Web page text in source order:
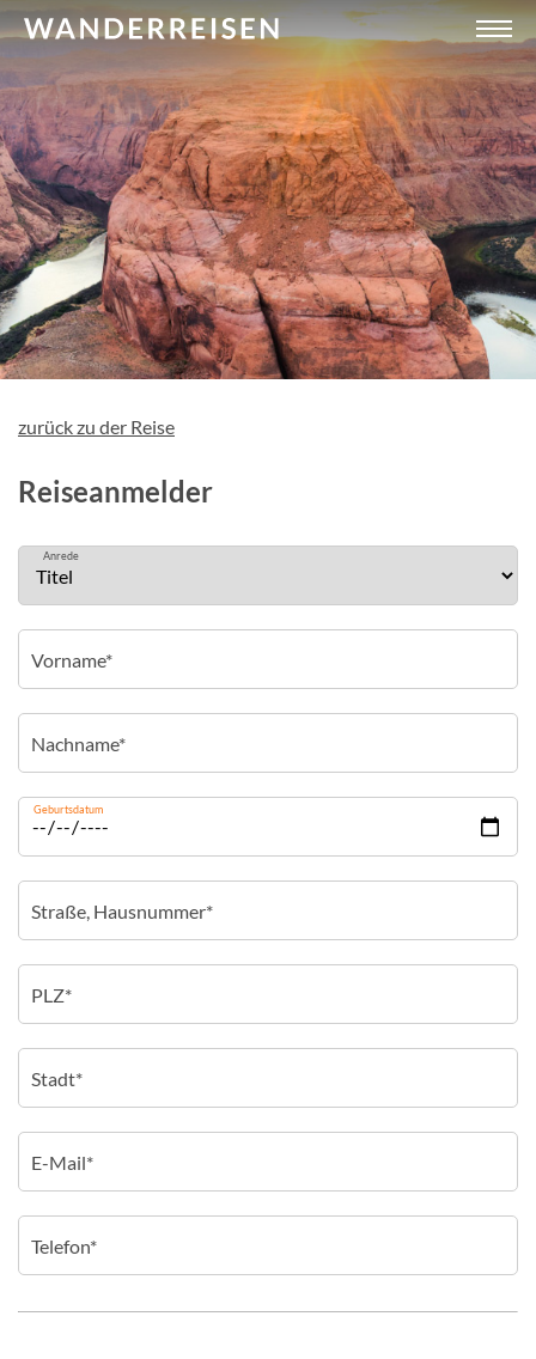
zurück zu der Reise
Reiseanmelder
Anrede
Geburtsdatum